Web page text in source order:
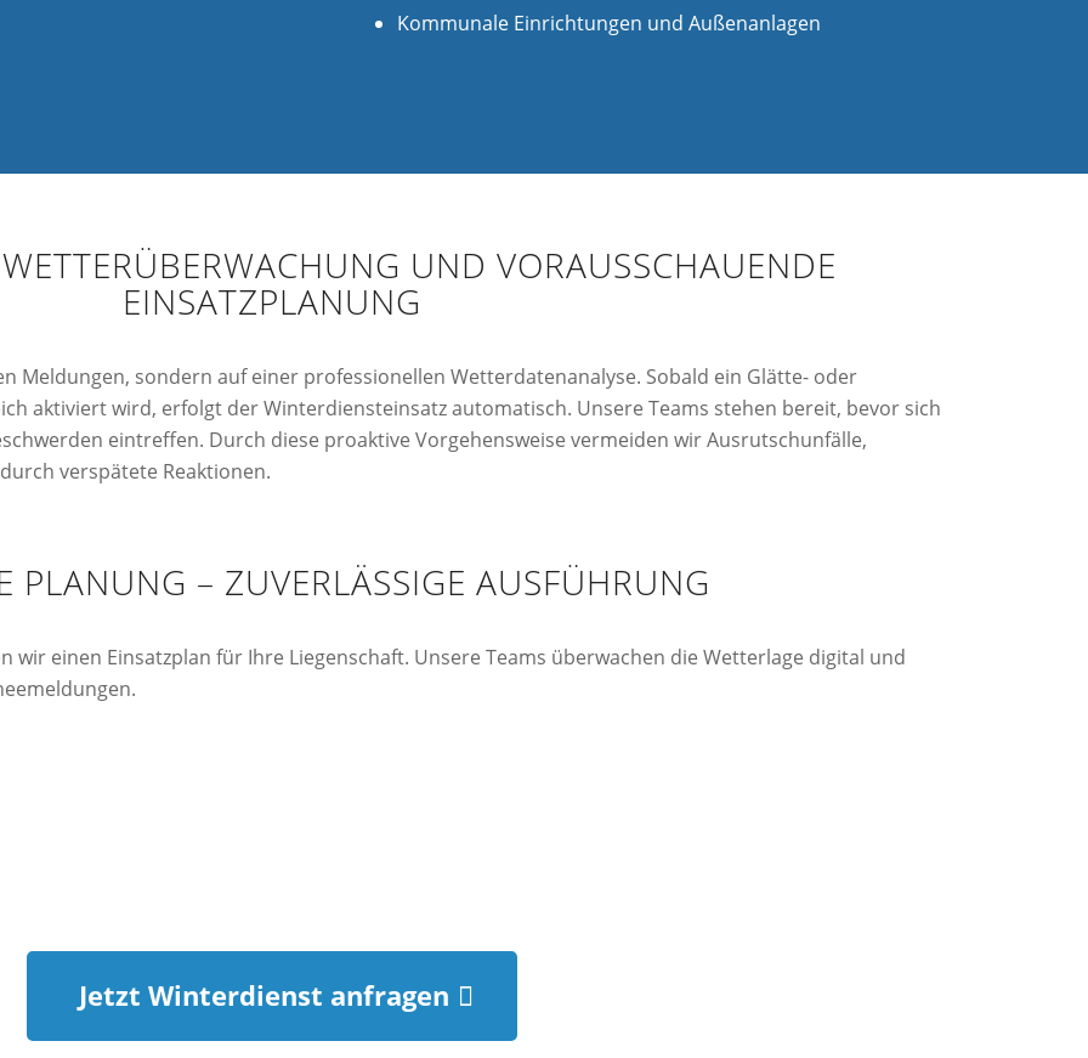
Kommunale Einrichtungen und Außenanlagen
UND VORAUSSCHAUENDE
EINSATZPLANUNG
Meldungen, sondern auf einer professionellen Wetterdatenanalyse. Sobald ein Glätte- oder
aktiviert wird, erfolgt der Winterdiensteinsatz automatisch. Unsere Teams stehen bereit, bevor sich
eintreffen. Durch diese proaktive Vorgehensweise vermeiden wir Ausrutschunfälle,
verspätete Reaktionen.
PLANUNG – ZUVERLÄSSIGE AUSFÜHRUNG
wir einen Einsatzplan für Ihre Liegenschaft. Unsere Teams überwachen die Wetterlage digital und
Jetzt Winterdienst anfragen